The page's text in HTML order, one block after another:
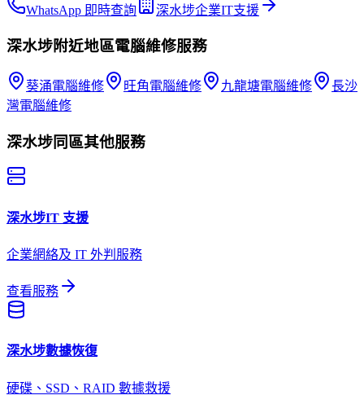
WhatsApp 即時查詢 深水埗企業IT支援
深水埗附近地區電腦維修服務
葵涌電腦維修 旺角電腦維修 九龍塘電腦維修
長沙
灣電腦維修
深水埗同區其他服務
深水埗IT 支援
企業網絡及 IT 外判服務
查看服務
深水埗數據恢復
硬碟、SSD、RAID 數據救援